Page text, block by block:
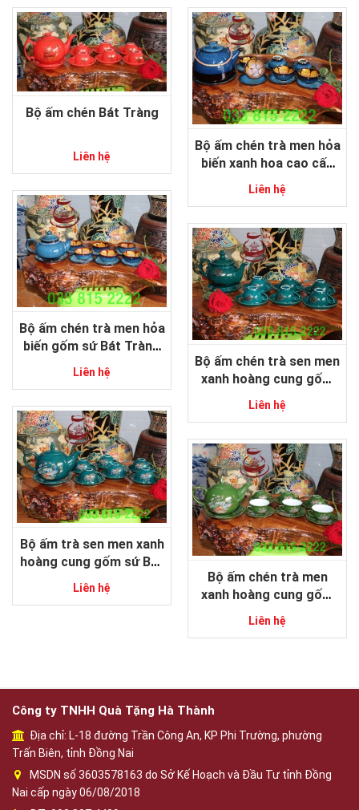
Bộ ấm chén Bát Tràng
Liên hệ
Bộ ấm chén trà men hỏa
biến xanh hoa cao cấp
gốm sứ Bát Tràng
Liên hệ
Bộ ấm chén trà men hỏa
biến gốm sứ Bát Tràng
cao cấp
Liên hệ
Bộ ấm chén trà sen men
xanh hoàng cung gốm
sứ Bát Tràng
Liên hệ
Bộ ấm trà sen men xanh
hoàng cung gốm sứ Bát
Tràng
Liên hệ
Bộ ấm chén trà men
xanh hoàng cung gốm
sứ Bát Tràng
Liên hệ
Công ty TNHH Quà Tặng Hà Thành
Địa chỉ: L-18 đường Trần Công An, KP Phi Trường, phường
Trấn Biên, tỉnh Đồng Nai
MSDN số 3603578163 do Sở Kế Hoạch và Đầu Tư tỉnh Đồng
Nai cấp ngày 06/08/2018